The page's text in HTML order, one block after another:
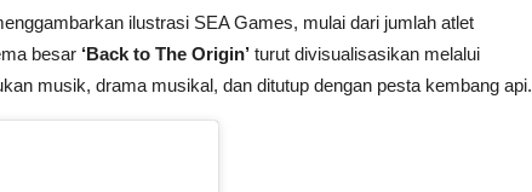
ilustrasi SEA Games, mulai dari jumlah atlet
besar ‘Back to The Origin’ turut divisualisasikan melalui
musik, drama musikal, dan ditutup dengan pesta kembang api.